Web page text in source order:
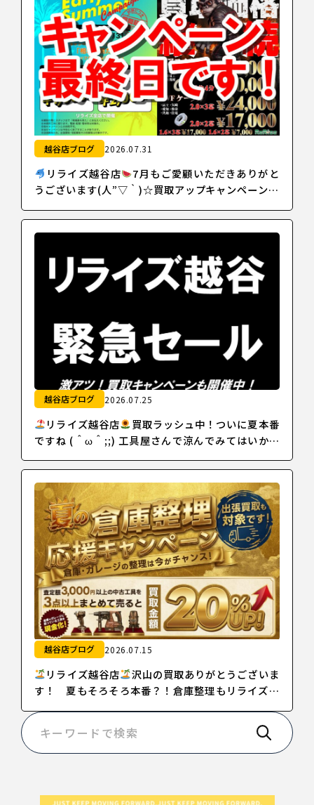
越谷店ブログ 2026.07.31
リライズ越谷店
7月もご愛顧いただきありがと
うございます(人”▽｀)☆買取アップキャンペーン最
た！！
越谷店ブログ 2026.07.25
リライズ越谷店
買取ラッシュ中！ついに夏本番
ですね (＾ω＾;;) 工具屋さんで涼んでみてはいかが
ートですよ～！！】
越谷店ブログ 2026.07.15
リライズ越谷店
沢山の買取ありがとうございま
す！ 夏もそろそろ本番？！倉庫整理もリライズに